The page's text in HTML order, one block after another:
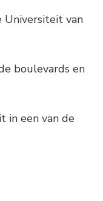
Universiteit van
boulevards en
in een van de